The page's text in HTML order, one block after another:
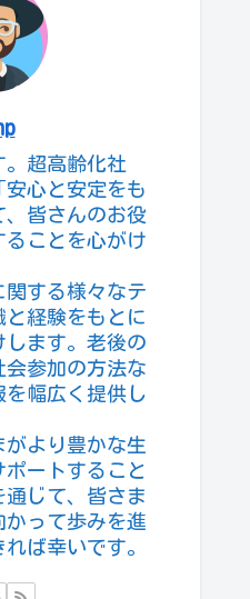
。超高齢化社
心と安定をも
、皆さんのお役
ることを心がけ
する様々なテ
経験をもとに
ます。老後の
会参加の方法な
を幅広く提供し
より豊かな生
ートすること
じて、皆さま
かって歩みを進
ば幸いです。